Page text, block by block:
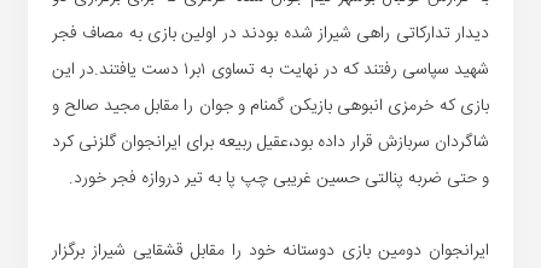
دیدار تدارکاتی راهی شیراز شده بودند در اولین بازی به مصاف فجر
شهید سپاسی رفتند که در نهایت به تساوی ۱بر۱ دست یافتند.در این
بازی که خرمزی انبوهی بازیکن گمنام و جوان را مقابل مجید صالح و
شاگردان سربازش قرار داده بود،عقیل ربیعه برای ایرانجوان گلزنی کرد
و حتی ضربه پنالتی حسین غریبی چپ پا به تیر دروازه فجر خورد.
ایرانجوان دومین بازی دوستانه خود را مقابل قشقایی شیراز برگزار